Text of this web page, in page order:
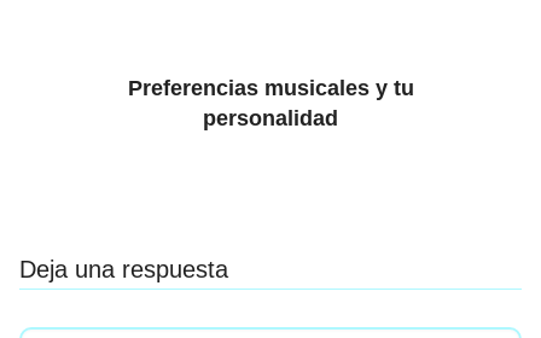
Preferencias musicales y tu
personalidad
Deja una respuesta